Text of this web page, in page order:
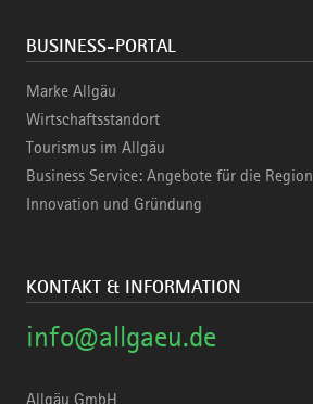
BUSINESS-PORTAL
Marke Allgäu
Wirtschaftsstandort
Tourismus im Allgäu
Business Service: Angebote für die Region
Innovation und Gründung
KONTAKT & INFORMATION
info@allgaeu.de
Allgäu GmbH